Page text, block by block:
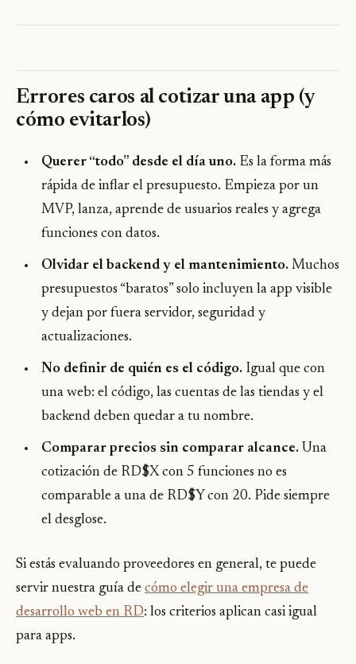
Errores caros al cotizar una app (y
cómo evitarlos)
Querer “todo” desde el día uno. Es la forma más
rápida de inflar el presupuesto. Empieza por un
MVP, lanza, aprende de usuarios reales y agrega
funciones con datos.
Olvidar el backend y el mantenimiento. Muchos
presupuestos “baratos” solo incluyen la app visible
y dejan por fuera servidor, seguridad y
actualizaciones.
No definir de quién es el código. Igual que con
una web: el código, las cuentas de las tiendas y el
backend deben quedar a tu nombre.
Comparar precios sin comparar alcance. Una
cotización de RD$X con 5 funciones no es
comparable a una de RD$Y con 20. Pide siempre
el desglose.
Si estás evaluando proveedores en general, te puede
servir nuestra guía de cómo elegir una empresa de
desarrollo web en RD: los criterios aplican casi igual
para apps.